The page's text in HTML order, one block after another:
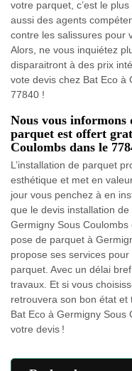
votre parquet, c’est le
aussi des agents
contre les salissures pour
Alors, ne vous inquiétez
disparaitront à des prix
vote devis chez Bat Eco à
77840 !
Nous vous informons
parquet est offert
Coulombs dans le
L’installation de parquet
esthétique et met en
jour vous penchez à en
que le devis installation
Germigny Sous
pose de parquet à
propose ses services
parquet. Avec un délai
travaux. Et si vous
retrouvera son bon état et
Bat Eco à Germigny Sous
votre devis !